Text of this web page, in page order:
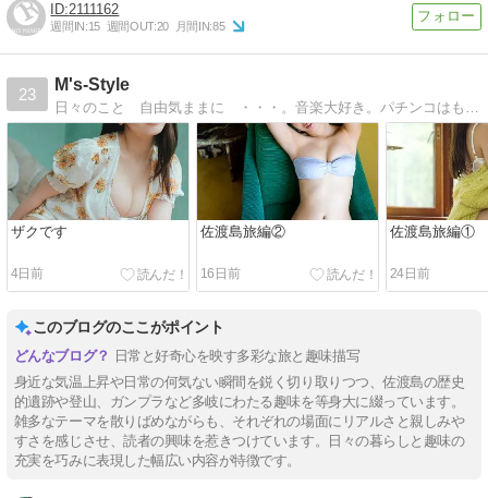
2111162
週間IN:15 週間OUT:20 月間IN:85
23
M's-Style
日々のこと 自由気ままに ・・・。音楽大好き。パチンコはもっと好き。。。
ザクです
4日前
佐渡島旅編②
16日前
佐渡島旅編①
24日前
このブログのここがポイント
日常と好奇心を映す多彩な旅と趣味描写
身近な気温上昇や日常の何気ない瞬間を鋭く切り取りつつ、佐渡島の歴史
的遺跡や登山、ガンプラなど多岐にわたる趣味を等身大に綴っています。
雑多なテーマを散りばめながらも、それぞれの場面にリアルさと親しみや
すさを感じさせ、読者の興味を惹きつけています。日々の暮らしと趣味の
充実を巧みに表現した幅広い内容が特徴です。